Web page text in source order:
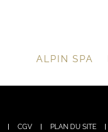
ALPIN SPA
CGV PLAN DU SITE